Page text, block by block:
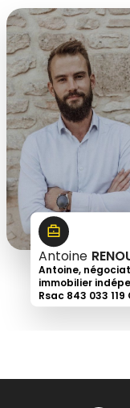
Antoine
Antoine,
immobilier
Rsac 843 033 119